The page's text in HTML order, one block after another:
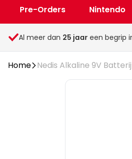
Pre-Orders Nintendo
Spellen & Speelgoed
Al meer dan 25 jaar een begrip
Home Nedis Alkaline 9V